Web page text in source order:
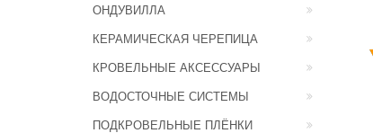
ОНДУВИЛЛА
КЕРАМИЧЕСКАЯ ЧЕРЕПИЦА
КРОВЕЛЬНЫЕ АКСЕССУАРЫ
ВОДОСТОЧНЫЕ СИСТЕМЫ
ПОДКРОВЕЛЬНЫЕ ПЛЁНКИ